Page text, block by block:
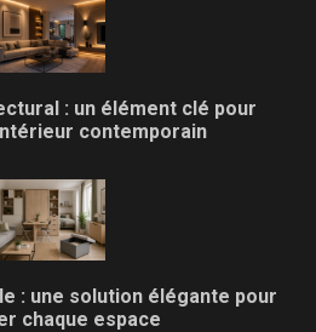
: un élément clé pour
contemporain
: une solution élégante pour
chaque espace